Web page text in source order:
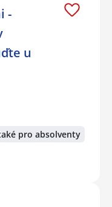
-
u
pro absolventy